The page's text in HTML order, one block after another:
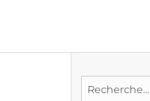
Recherche